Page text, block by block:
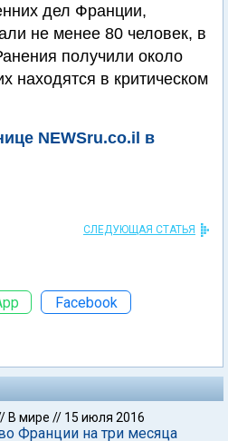
дел Франции,
не менее 80 человек, в
получили около
находятся в критическом
NEWSru.co.il в
СЛЕДУЮЩАЯ СТАТЬЯ
Facebook
В мире // 15 июля 2016
Франции на три месяца